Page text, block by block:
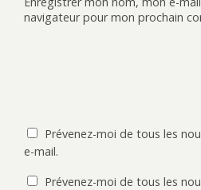
navigateur pour mon prochain
Prévenez-moi de tous les
e-mail.
Prévenez-moi de tous les